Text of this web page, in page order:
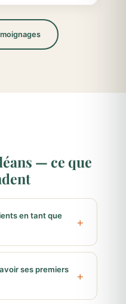
— ce que
en tant que
ses premiers